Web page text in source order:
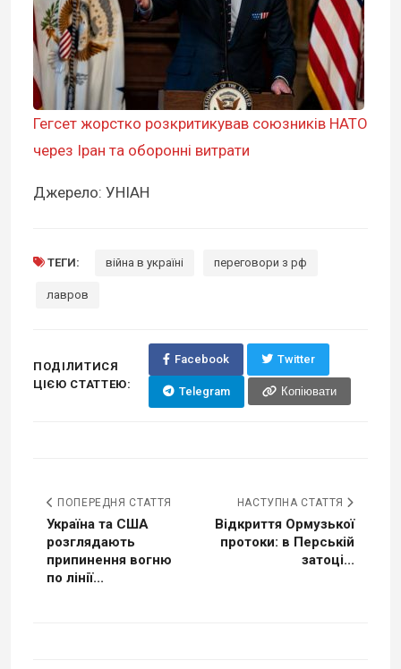
Гегсет жорстко розкритикував союзників НАТО
через Іран та оборонні витрати
Джерело: УНІАН
ТЕГИ: війна в україні переговори з рф
лавров
ПОДІЛИТИСЯ
ЦІЄЮ СТАТТЕЮ:
Facebook Twitter
Telegram Копіювати
ПОПЕРЕДНЯ СТАТТЯ
Україна та США
розглядають
припинення вогню
по лінії...
НАСТУПНА СТАТТЯ
Відкриття Ормузької
протоки: в Перській
затоці...